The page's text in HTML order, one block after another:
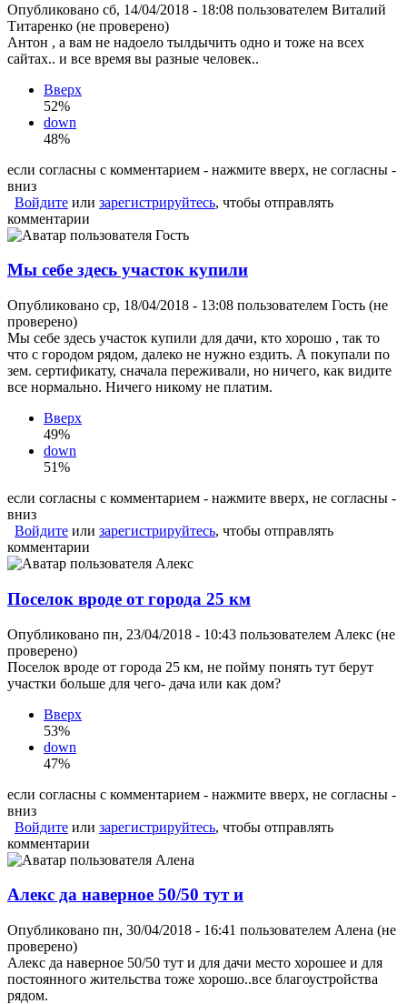
Опубликовано сб, 14/04/2018 - 18:08 пользователем Виталий
Титаренко (не проверено)
Антон , а вам не надоело тылдычить одно и тоже на всех
сайтах.. и все время вы разные человек..
Вверх
52%
down
48%
если согласны с комментарием - нажмите вверх, не согласны -
вниз
Войдите или зарегистрируйтесь, чтобы отправлять
комментарии
Мы себе здесь участок купили
Опубликовано ср, 18/04/2018 - 13:08 пользователем Гость (не
проверено)
Мы себе здесь участок купили для дачи, кто хорошо , так то
что с городом рядом, далеко не нужно ездить. А покупали по
зем. сертификату, сначала переживали, но ничего, как видите
все нормально. Ничего никому не платим.
Вверх
49%
down
51%
если согласны с комментарием - нажмите вверх, не согласны -
вниз
Войдите или зарегистрируйтесь, чтобы отправлять
комментарии
Поселок вроде от города 25 км
Опубликовано пн, 23/04/2018 - 10:43 пользователем Алекс (не
проверено)
Поселок вроде от города 25 км, не пойму понять тут берут
участки больше для чего- дача или как дом?
Вверх
53%
down
47%
если согласны с комментарием - нажмите вверх, не согласны -
вниз
Войдите или зарегистрируйтесь, чтобы отправлять
комментарии
Алекс да наверное 50/50 тут и
Опубликовано пн, 30/04/2018 - 16:41 пользователем Алена (не
проверено)
Алекс да наверное 50/50 тут и для дачи место хорошее и для
постоянного жительства тоже хорошо..все благоустройства
рядом.